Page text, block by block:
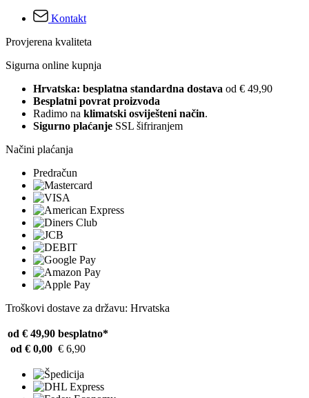
Kontakt
Provjerena kvaliteta
Sigurna online kupnja
Hrvatska: besplatna standardna dostava od € 49,90
Besplatni povrat proizvoda
Radimo na klimatski osviješteni način.
Sigurno plaćanje SSL šifriranjem
Načini plaćanja
Predračun
Troškovi dostave za državu: Hrvatska
od € 49,90 besplatno*
od € 0,00 € 6,90